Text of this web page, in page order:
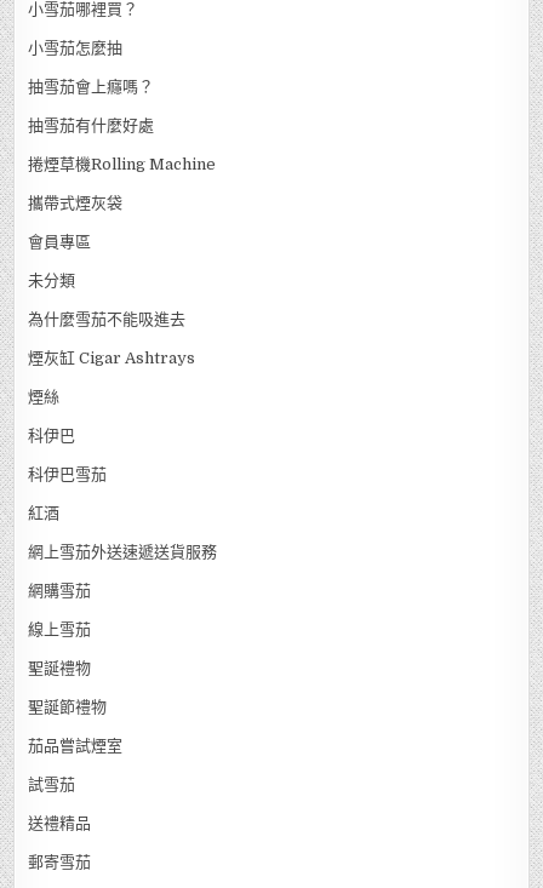
小雪茄哪裡買？
小雪茄怎麼抽
抽雪茄會上癮嗎？
抽雪茄有什麼好處
捲煙草機Rolling Machine
攜帶式煙灰袋
會員專區
未分類
為什麼雪茄不能吸進去
煙灰缸 Cigar Ashtrays
煙絲
科伊巴
科伊巴雪茄
紅酒
網上雪茄外送速遞送貨服務
網購雪茄
線上雪茄
聖誕禮物
聖誕節禮物
茄品嘗試煙室
試雪茄
送禮精品
郵寄雪茄